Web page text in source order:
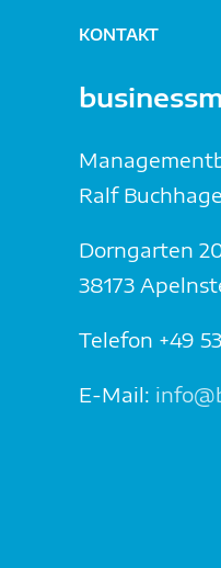
KONTAKT
Ralf
Dorngarten
38173
Telefon +49
E-Mail: